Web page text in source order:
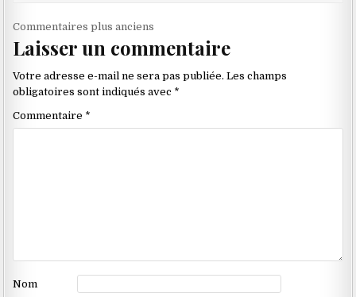
Navigation
dans
les
commentaires
Commentaires plus anciens
Laisser un commentaire
Votre adresse e-mail ne sera pas publiée. Les champs
obligatoires sont indiqués avec *
Commentaire *
Nom